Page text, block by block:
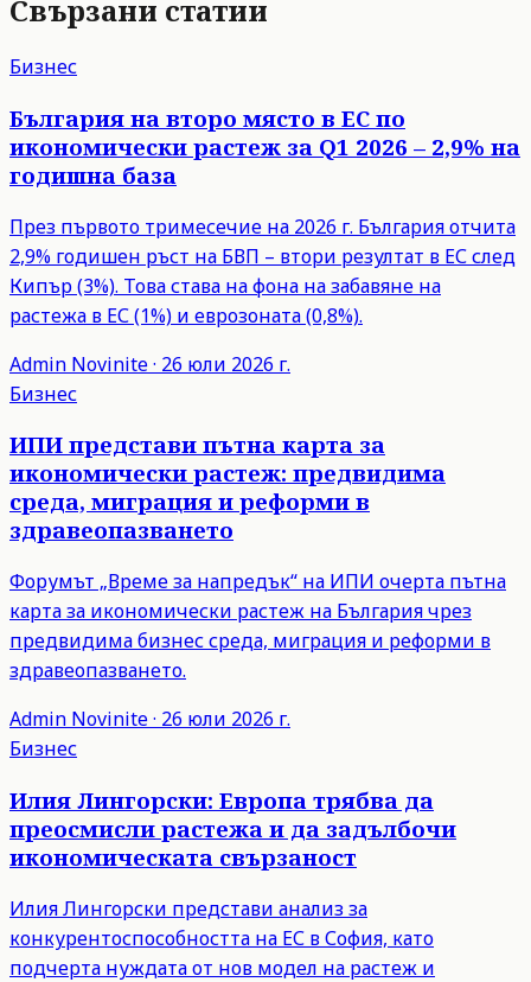
Свързани статии
Бизнес
България на второ място в ЕС по
икономически растеж за Q1 2026 – 2,9% на
годишна база
През първото тримесечие на 2026 г. България отчита
2,9% годишен ръст на БВП – втори резултат в ЕС след
Кипър (3%). Това става на фона на забавяне на
растежа в ЕС (1%) и еврозоната (0,8%).
Admin Novinite· 26 юли 2026 г.
Бизнес
ИПИ представи пътна карта за
икономически растеж: предвидима
среда, миграция и реформи в
здравеопазването
Форумът „Време за напредък“ на ИПИ очерта пътна
карта за икономически растеж на България чрез
предвидима бизнес среда, миграция и реформи в
здравеопазването.
Admin Novinite· 26 юли 2026 г.
Бизнес
Илия Лингорски: Европа трябва да
преосмисли растежа и да задълбочи
икономическата свързаност
Илия Лингорски представи анализ за
конкурентоспособността на ЕС в София, като
подчерта нуждата от нов модел на растеж и